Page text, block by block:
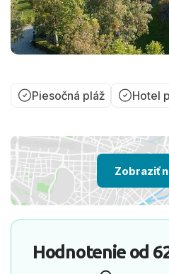
Piesočná pláž Hotel
Zobraziť
Hodnotenie od